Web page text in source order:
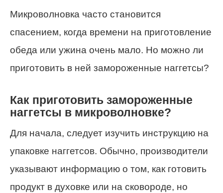
Микроволновка часто становится
спасением, когда времени на приготовление
обеда или ужина очень мало. Но можно ли
приготовить в ней замороженные наггетсы?
Как приготовить замороженные
наггетсы в микроволновке?
Для начала, следует изучить инструкцию на
упаковке наггетсов. Обычно, производители
указывают информацию о том, как готовить
продукт в духовке или на сковороде, но